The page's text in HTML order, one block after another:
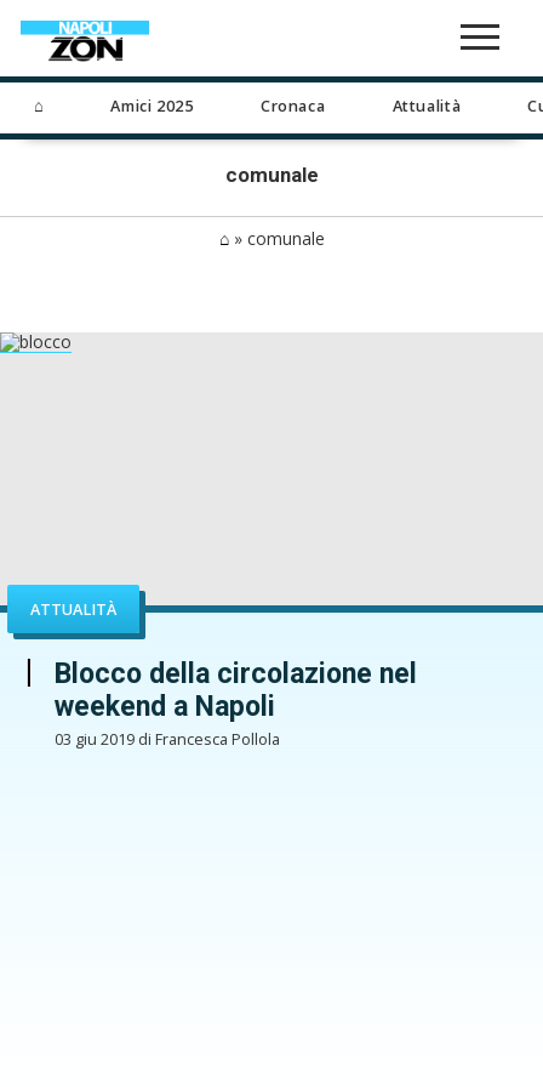
⌂ Amici 2025 Cronaca Attualità
comunale
⌂» comunale
ATTUALITÀ
Blocco della circolazione nel
weekend a Napoli
03 giu 2019 di Francesca Pollola